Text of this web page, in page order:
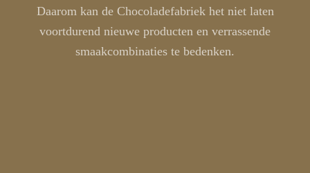
Daarom kan de Chocoladefabriek het niet laten
voortdurend nieuwe producten en verrassende
smaakcombinaties te bedenken.